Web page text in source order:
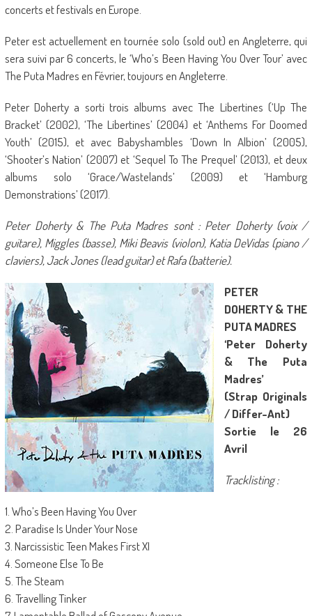
concerts et festivals en Europe.
Peter est actuellement en tournée solo (sold out) en Angleterre, qui
sera suivi par 6 concerts, le ‘Who’s Been Having You Over Tour’ avec
The Puta Madres en Février, toujours en Angleterre.
Peter Doherty a sorti trois albums avec The Libertines (‘Up The
Bracket’ (2002), ‘The Libertines’ (2004) et ‘Anthems For Doomed
Youth’ (2015), et avec Babyshambles ‘Down In Albion’ (2005),
‘Shooter’s Nation’ (2007) et ‘Sequel To The Prequel’ (2013), et deux
albums solo ‘Grace/Wastelands’ (2009) et ‘Hamburg
Demonstrations’ (2017).
Peter Doherty & The Puta Madres sont : Peter Doherty (voix /
guitare), Miggles (basse), Miki Beavis (violon), Katia DeVidas (piano /
claviers), Jack Jones (lead guitar) et Rafa (batterie).
PETER
DOHERTY & THE
PUTA MADRES
‘Peter Doherty
& The Puta
Madres’
(Strap Originals
/ Differ-Ant)
Sortie le 26
Avril
Tracklisting :
1. Who’s Been Having You Over
2. Paradise Is Under Your Nose
3. Narcissistic Teen Makes First XI
4. Someone Else To Be
5. The Steam
6. Travelling Tinker